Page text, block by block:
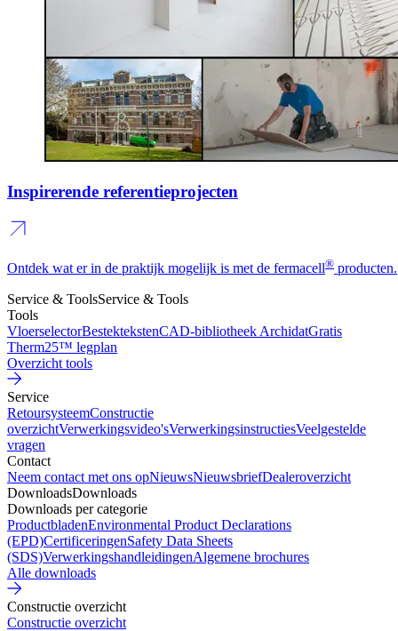
Inspirerende referentieprojecten
Ontdek wat er in de praktijk mogelijk is met de fermacell® producten.
Service & ToolsService & Tools
Tools
VloerselectorBestektekstenCAD-bibliotheek ArchidatGratis
Therm25™ legplan
Overzicht tools
Service
RetoursysteemConstructie
overzichtVerwerkingsvideo'sVerwerkingsinstructiesVeelgestelde
vragen
Contact
Neem contact met ons opNieuwsNieuwsbriefDealeroverzicht
DownloadsDownloads
Downloads per categorie
ProductbladenEnvironmental Product Declarations
(EPD)CertificeringenSafety Data Sheets
(SDS)VerwerkingshandleidingenAlgemene brochures
Alle downloads
Constructie overzicht
Constructie overzicht